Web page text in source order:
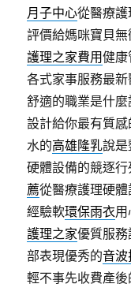
月子中心從醫療
評價給媽咪寶貝
護理之家費用健康
各式家事服務最
舒適的職業是什麼
設計給你最有質
水的高雄隆乳說
硬體設備的競逐
薦從醫療護理硬
經驗軟環保雨衣
護理之家優質服
部表現優秀的音
輕不事先收費產後